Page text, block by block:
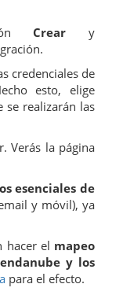
Crear y
credenciales de
esto, elige
se realizarán las
Verás la página
esenciales de
y móvil), ya
hacer el mapeo
y los
para el efecto.